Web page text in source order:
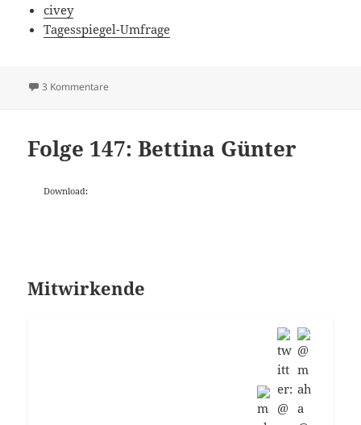
civey
Tagesspiegel-Umfrage
3 Kommentare
Folge 147: Bettina Günter
Download:
Mitwirkende